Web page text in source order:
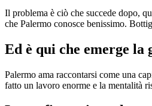
Il problema è ciò che succede dopo,
che Palermo conosce benissimo.
Ed è qui che emerge
Palermo ama raccontarsi come una
fatto un lavoro enorme e la mentalità